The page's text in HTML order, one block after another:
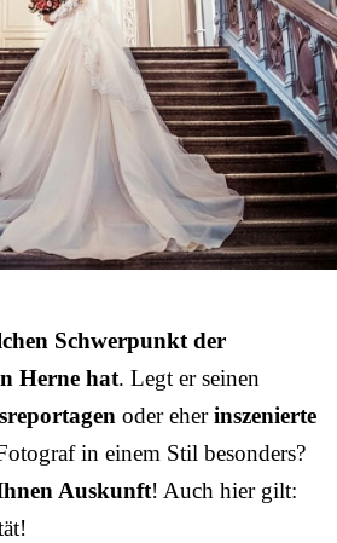
Schwerpunkt der
Herne hat. Legt er seinen
oder eherinszenierte
in einem Stil besonders?
Auskunft! Auch hier gilt: